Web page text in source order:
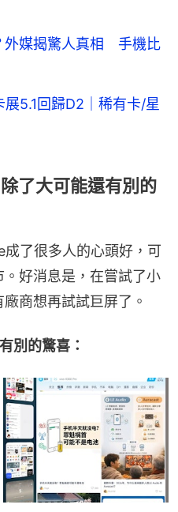
外媒揭驚人真相 手機比
5.1回歸D2｜稀有卡/星
了大可能還有別的
了很多人的心頭好，可
好消息是，在嘗試了小
商想再試試巨屏了。
別的驚喜：